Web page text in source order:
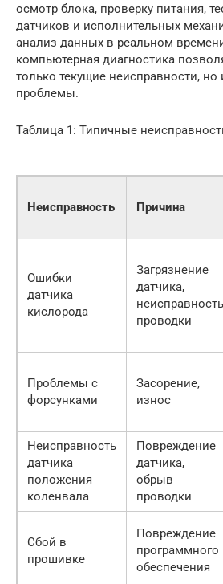
осмотр блока, проверку питания,
датчиков и исполнительных
анализ данных в реальном
компьютерная диагностика
только текущие неисправности,
проблемы.
Таблица 1: Типичные
Неисправность Причина
Ошибки
датчика
кислорода
Загрязнение
датчика,
неисправность
проводки
Проблемы с
форсунками
Засорение,
износ
Неисправность
датчика
положения
коленвала
Повреждение
датчика,
обрыв
проводки
Сбой в
прошивке
Повреждение
программного
обеспечения